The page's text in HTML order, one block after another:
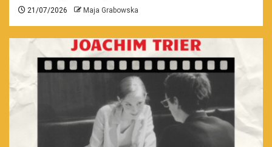
21/07/2026 Maja Grabowska